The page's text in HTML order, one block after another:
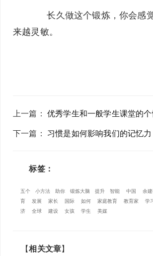
长久做这个锻炼，你会感
来越灵敏。
上一篇 ：优秀学生和一般学生课堂的
下一篇 ： 习惯是如何影响我们的记忆力
标签：
五个 小方法 助你 锻炼大脑 提升 智能 中国 余
育
发展 家长 国际 如何 家庭教育 教育家 学
济
全球 建设 女孩 学生 美媒
【相关文章】